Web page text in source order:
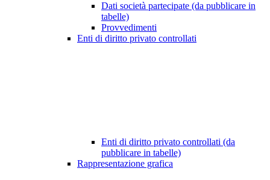
Dati società partecipate (da pubblicare in
tabelle)
Provvedimenti
Enti di diritto privato controllati
Enti di diritto privato controllati (da
pubblicare in tabelle)
Rappresentazione grafica